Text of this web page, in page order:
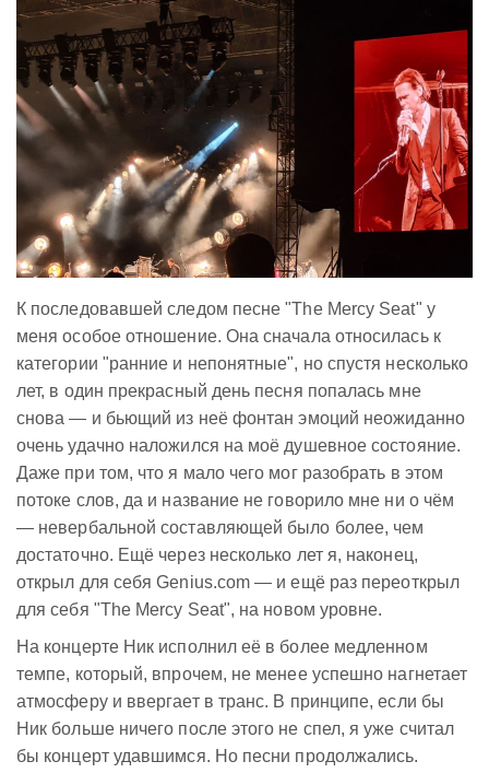
К последовавшей следом песне "The Mercy Seat" у
меня особое отношение. Она сначала относилась к
категории "ранние и непонятные", но спустя несколько
лет, в один прекрасный день песня попалась мне
снова — и бьющий из неё фонтан эмоций неожиданно
очень удачно наложился на моё душевное состояние.
Даже при том, что я мало чего мог разобрать в этом
потоке слов, да и название не говорило мне ни о чём
— невербальной составляющей было более, чем
достаточно. Ещё через несколько лет я, наконец,
открыл для себя Genius.com — и ещё раз переоткрыл
для себя "The Mercy Seat", на новом уровне.
На концерте Ник исполнил её в более медленном
темпе, который, впрочем, не менее успешно нагнетает
атмосферу и ввергает в транс. В принципе, если бы
Ник больше ничего после этого не спел, я уже считал
бы концерт удавшимся. Но песни продолжались.